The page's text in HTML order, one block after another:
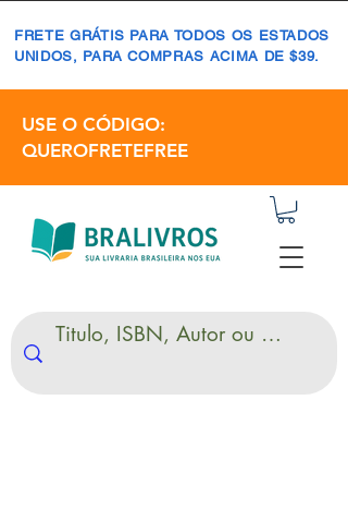
FRETE GRÁTIS PARA TODOS OS ESTADOS
UNIDOS, PARA COMPRAS ACIMA DE $39.
USE O CÓDIGO:
QUEROFRETEFREE